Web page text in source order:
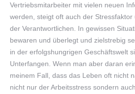
Vertriebsmitarbeiter mit vielen neuen
werden, steigt oft auch der
der Verantwortlichen. In gewissen
bewaren und überlegt und zielstrebig
in der erfolgshungrigen Geschäftswelt
Unterfangen. Wenn man aber daran
meinem Fall, dass das Leben oft nicht
nicht nur der Arbeitsstress sondern